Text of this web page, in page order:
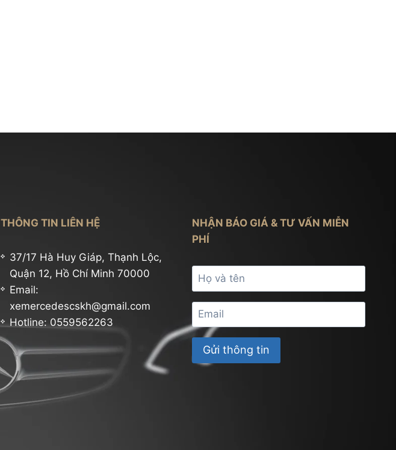
THÔNG TIN LIÊN HỆ
37/17 Hà Huy Giáp, Thạnh Lộc,
Quận 12, Hồ Chí Minh 70000
Email:
xemercedescskh@gmail.com
Hotline: 0559562263
NHẬN BÁO GIÁ & TƯ VẤN MIỄN
PHÍ